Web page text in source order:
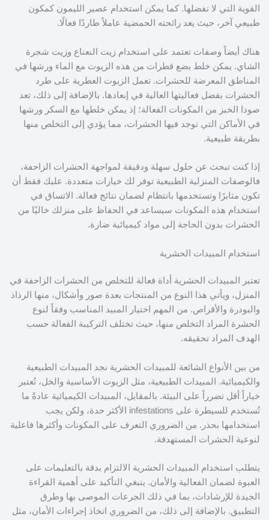
القوية التي لا تفضلها. كما يمكن استخدام عصير الليمون كمكون
طبيعي آخر، حيث يعد رائحته الحمضية عاملاً طاردًا فعالًا.
هناك أيضاً وصفات تعتمد على استخدام زيت النعناع وزيت شجرة
الشاي. يمكن خلط بضع قطرات من هذه الزيوت مع الماء ورشها في
المناطق المعرضة للحشرات. تعمل الزيوت العطرية على طرد
الحشرات بفضل فعاليتها العالية في إبعادها. بالإضافة إلى ذلك، تعد
صودا الخبز من المكونات الفعالة؛ إذ يمكن خلطها مع السكر ورشها
في الأماكن التي توجد فيها الحشرات، مما يؤدي إلى التخلص منها
بطريقة طبيعية.
إذا كنت تبحث عن حلول سهلة ودقيقة لمواجهة الحشرات الزاحفة،
فالوصفات المنزلية الطبيعية توفر لك خيارات متعددة. عليك فقط أن
تكون مثابرًا وتستخدمها بانتظام لضمان نتائج فعالة. الاتساق في
استخدام هذه المكونات سيساعد في الحفاظ على منزلك خاليًا من
الحشرات بدون الحاجة إلى مواد كيميائية ضارة.
استخدام المبيدات الحشرية
تعتبر المبيدات الحشرية أداة فعالة للتخلص من الحشرات الزاحفة في
المنزل، ويأتي هذا النوع من المنتجات بعدة صور وأشكال، منها الرذاذ
والبودرة والأقراص. من المهم اختيار المبيد المناسب وفقاً لنوع
الحشرة المراد التخلص منها، حيث تختلف التركيبة الفعالة حسب
الهدف المراد تحقيقه.
من بين الأنواع الشائعة للمبيدات الحشرية نجد المبيدات الطبيعية
والكيميائية. المبيدات الطبيعية، مثل الزيوت الأساسية والخل، تُعتبر
خياراً أقل تضرراً على البيئة. بالمقابل، المبيدات الكيميائية عادةً ما
تُستخدم للسيطرة على infestations الأكثر حدة، ولكن يجب
استخدامها بحذر. من الضروري التعرف على المكونات وأكثرها فاعلية
لنوعية الحشرات المستهدفة.
يتطلب استخدام المبيدات الحشرية الالتزام بدقة بالتعليمات على
العبوة لضمان الفعالية والأمان. ينبغي التأكيد على أهمية القراءة
الجيدة للإرشادات، بما في ذلك الجرعات الموصى بها وطرق
التطبيق. بالإضافة إلى ذلك، من الضروري اتخاذ إجراءات الأمان، مثل